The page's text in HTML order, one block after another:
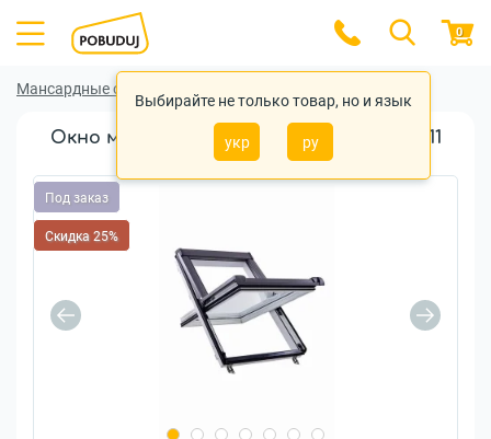
Выбирайте не только товар, но и язык
укр ру
0
Мансардные окна
Окно мансардное Roto Designo R45 05/11
54x118см пластик
Под заказ
Скидка 25%